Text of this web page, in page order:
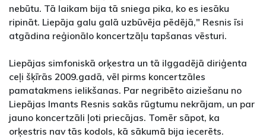
nebūtu. Tā laikam bija tā sniega pika, ko es iesāku
ripināt. Liepāja galu galā uzbūvēja pēdējā," Resnis īsi
atgādina reģionālo koncertzāļu tapšanas vēsturi.
Liepājas simfoniskā orķestra un tā ilggadējā diriģenta
ceļi šķīrās 2009.gadā, vēl pirms koncertzāles
pamatakmens ielikšanas. Par negribēto aiziešanu no
Liepājas Imants Resnis sakās rūgtumu nekrājam, un par
jauno koncertzāli ļoti priecājas. Tomēr sāpot, ka
orķestris nav tās kodols, kā sākumā bija iecerēts.